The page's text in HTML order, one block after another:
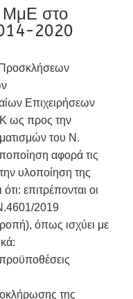
ΜμΕ στο
2020
Επιχειρήσεων
ως προς την
του Ν.
αφορά τις
υλοποίηση της
επιτρέπονται οι
Ν.4601/2019
όπως ισχύει με
της